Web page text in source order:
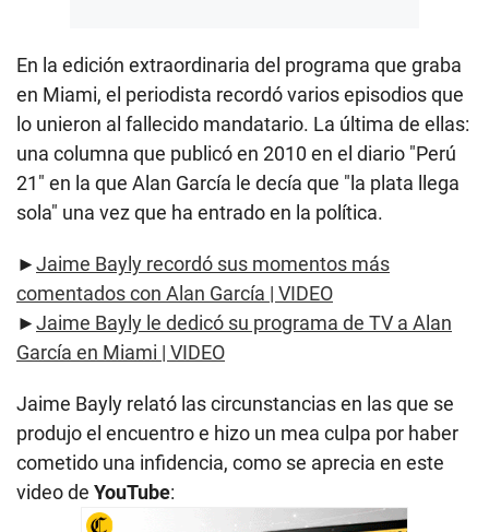
En la edición extraordinaria del programa que graba
en Miami, el periodista recordó varios episodios que
lo unieron al fallecido mandatario. La última de ellas:
una columna que publicó en 2010 en el diario "Perú
21" en la que Alan García le decía que "la plata llega
sola" una vez que ha entrado en la política.
►Jaime Bayly recordó sus momentos más
comentados con Alan García | VIDEO
►Jaime Bayly le dedicó su programa de TV a Alan
García en Miami | VIDEO
Jaime Bayly relató las circunstancias en las que se
produjo el encuentro e hizo un mea culpa por haber
cometido una infidencia, como se aprecia en este
video de YouTube: